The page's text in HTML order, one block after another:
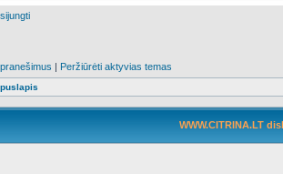
| Peržiūrėti aktyvias temas
WWW.CITRINA.LT